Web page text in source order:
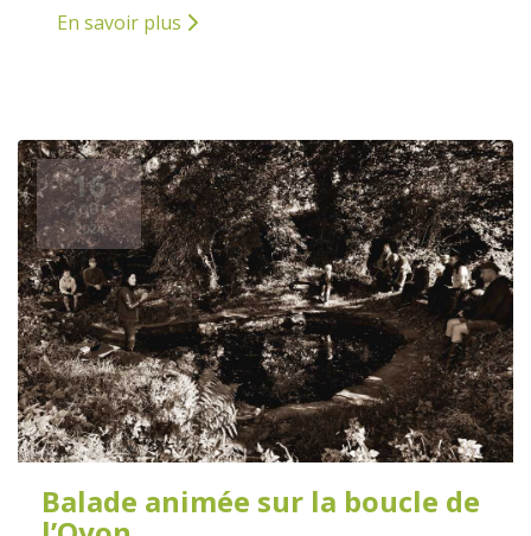
En savoir plus
16
AOÛT
2024
Balade animée sur la boucle de